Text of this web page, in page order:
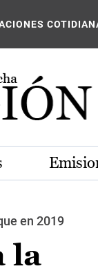
en 2019
la